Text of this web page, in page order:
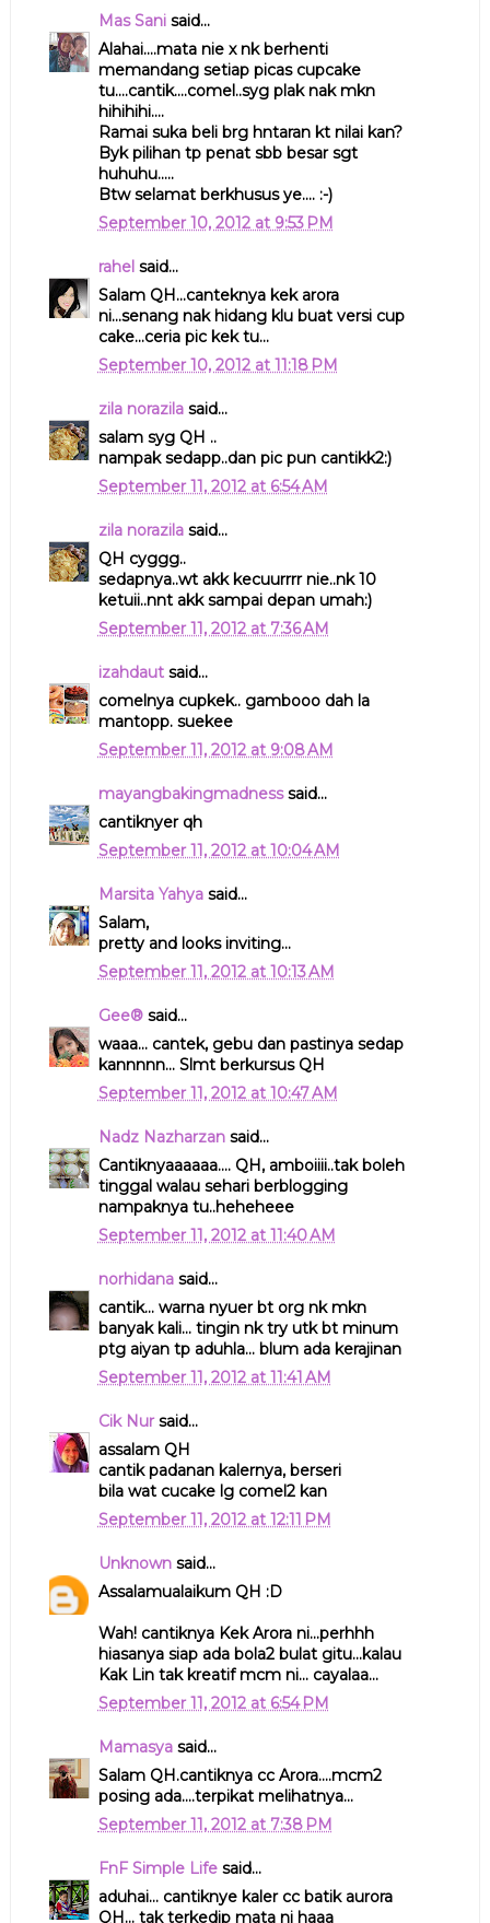
Mas Sanisaid...
Alahai....mata nie x nk berhenti
memandang setiap picas cupcake
tu....cantik....comel..syg plak nak mkn
hihihihi....
Ramai suka beli brg hntaran kt nilai kan?
Byk pilihan tp penat sbb besar sgt
huhuhu.....
Btw selamat berkhusus ye.... :-)
September 10, 2012 at 9:53 PM
rahelsaid...
Salam QH...canteknya kek arora
ni...senang nak hidang klu buat versi cup
cake...ceria pic kek tu...
September 10, 2012 at 11:18 PM
zila norazilasaid...
salam syg QH ..
nampak sedapp..dan pic pun cantikk2:)
September 11, 2012 at 6:54 AM
zila norazilasaid...
QH cyggg..
sedapnya..wt akk kecuurrrr nie..nk 10
ketuii..nnt akk sampai depan umah:)
September 11, 2012 at 7:36 AM
izahdautsaid...
comelnya cupkek.. gambooo dah la
mantopp. suekee
September 11, 2012 at 9:08 AM
mayangbakingmadnesssaid...
cantiknyer qh
September 11, 2012 at 10:04 AM
Marsita Yahyasaid...
Salam,
pretty and looks inviting...
September 11, 2012 at 10:13 AM
Gee®said...
waaa... cantek, gebu dan pastinya sedap
kannnnn... Slmt berkursus QH
September 11, 2012 at 10:47 AM
Nadz Nazharzansaid...
Cantiknyaaaaaa.... QH, amboiiii..tak boleh
tinggal walau sehari berblogging
nampaknya tu..heheheee
September 11, 2012 at 11:40 AM
norhidanasaid...
cantik... warna nyuer bt org nk mkn
banyak kali... tingin nk try utk bt minum
ptg aiyan tp aduhla... blum ada kerajinan
September 11, 2012 at 11:41 AM
Cik Nursaid...
assalam QH
cantik padanan kalernya, berseri
bila wat cucake lg comel2 kan
September 11, 2012 at 12:11 PM
Unknownsaid...
Assalamualaikum QH :D
Wah! cantiknya Kek Arora ni...perhhh
hiasanya siap ada bola2 bulat gitu...kalau
Kak Lin tak kreatif mcm ni... cayalaa...
September 11, 2012 at 6:54 PM
Mamasyasaid...
Salam QH.cantiknya cc Arora....mcm2
posing ada....terpikat melihatnya...
September 11, 2012 at 7:38 PM
FnF Simple Lifesaid...
aduhai... cantiknye kaler cc batik aurora
QH... tak terkedip mata ni haaa